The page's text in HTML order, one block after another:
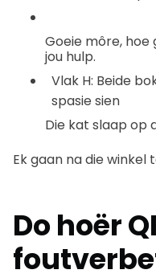
Goeie môre, hoe
jou hulp.
Vlak H: Beide
spasie sien
Die kat slaap op
Ek gaan na die
Do hoër